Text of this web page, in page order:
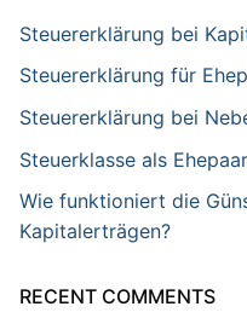
Steuererklärung bei
Steuererklärung für
Steuererklärung bei
Steuerklasse als
Wie funktioniert die
Kapitalerträgen?
RECENT COMMENTS